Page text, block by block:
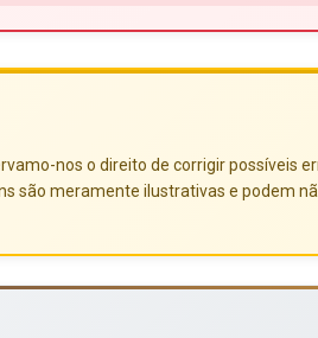
nos o direito de corrigir possíveis
são meramente ilustrativas e podem